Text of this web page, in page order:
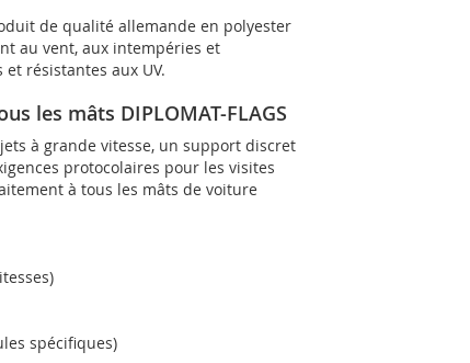
de qualité allemande en polyester
au vent, aux intempéries et
résistantes aux UV.
les mâts DIPLOMAT-FLAGS
à grande vitesse, un support discret
protocolaires pour les visites
à tous les mâts de voiture
spécifiques)